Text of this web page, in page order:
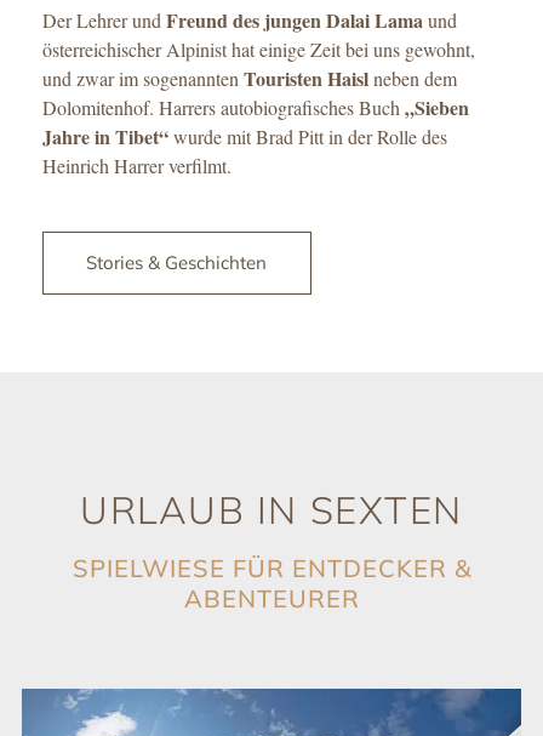
Der Lehrer und Freund des jungen Dalai Lamaund
österreichischer Alpinist hat einige Zeit bei uns gewohnt,
und zwar im sogenannten Touristen Haislneben dem
Dolomitenhof. Harrers autobiografisches Buch „Sieben
Jahre in Tibet“wurde mit Brad Pitt in der Rolle des
Heinrich Harrer verfilmt.
Stories & Geschichten
URLAUB IN SEXTEN
SPIELWIESE FÜR ENTDECKER &
ABENTEURER